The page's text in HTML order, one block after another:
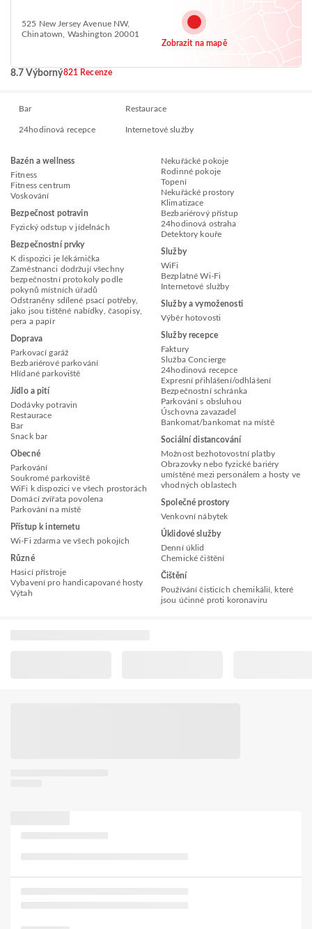
525 New Jersey Avenue NW,
Chinatown, Washington 20001
Zobrazit na mapě
8.7 Výborný821 Recenze
Bar Restaurace
24hodinová recepce Internetové služby
Bazén a wellness
Fitness
Fitness centrum
Voskování
Bezpečnost potravin
Fyzický odstup v jídelnách
Bezpečnostní prvky
K dispozici je lékárnička
Zaměstnanci dodržují všechny
bezpečnostní protokoly podle
pokynů místních úřadů
Odstraněny sdílené psací potřeby,
jako jsou tištěné nabídky, časopisy,
pera a papír
Doprava
Parkovací garáž
Bezbariérové parkování
Hlídané parkoviště
Jídlo a pití
Dodávky potravin
Restaurace
Bar
Snack bar
Obecné
Parkování
Soukromé parkoviště
WiFi k dispozici ve všech prostorách
Domácí zvířata povolena
Parkování na místě
Přístup k internetu
Wi-Fi zdarma ve všech pokojích
Různé
Hasicí přístroje
Vybavení pro handicapované hosty
Výtah
Nekuřácké pokoje
Rodinné pokoje
Topení
Nekuřácké prostory
Klimatizace
Bezbariérový přístup
24hodinová ostraha
Detektory kouře
Služby
WiFi
Bezplatné Wi-Fi
Internetové služby
Služby a vymoženosti
Výběr hotovosti
Služby recepce
Faktury
Služba Concierge
24hodinová recepce
Expresní přihlášení/odhlášení
Bezpečnostní schránka
Parkování s obsluhou
Úschovna zavazadel
Bankomat/bankomat na místě
Sociální distancování
Možnost bezhotovostní platby
Obrazovky nebo fyzické bariéry
umístěné mezi personálem a hosty ve
vhodných oblastech
Společné prostory
Venkovní nábytek
Úklidové služby
Denní úklid
Chemické čištění
Čištění
Používání čisticích chemikálií, které
jsou účinné proti koronaviru